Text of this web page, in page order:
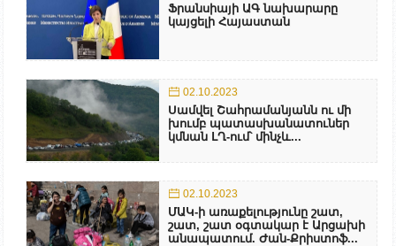
Ֆրանսիայի ԱԳ նախարարը
կայցելի Հայաստան
02.10.2023
Սամվել Շահրամանյանն ու մի
խումբ պատասխանատուներ
կմնան ԼՂ-ում՝ մինչև...
02.10.2023
ՄԱԿ-ի առաքելությունը շատ,
շատ, շատ օգտակար է Արցախի
անապատում. Ժան-Քրիստոֆ...